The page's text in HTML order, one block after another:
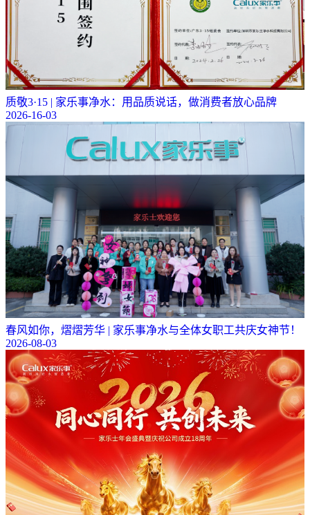
质敬3·15 | 家乐事净水：用品质说话，做消费者放心品牌
2026-16-03
春风如你，熠熠芳华 | 家乐事净水与全体女职工共庆女神节！
2026-08-03